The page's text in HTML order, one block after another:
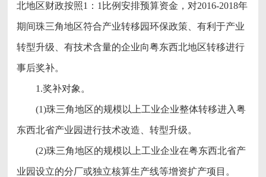
北地区财政按照1：1比例安排预算资金，对2016-2018年
期间珠三角地区符合产业转移园环保政策、有利于产业
转型升级、有技术含量的企业向粤东西北地区转移进行
事后奖补。
1.奖补对象。
(1)珠三角地区的规模以上工业企业整体转移进入粤
东西北省产业园进行技术改造、转型升级。
(2)珠三角地区的规模以上工业企业在粤东西北省产
业园设立的分厂或独立核算生产线等增资扩产项目。